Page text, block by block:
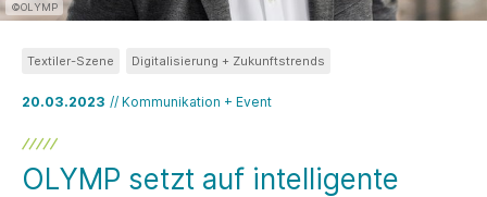
©OLYMP
20.03.2023 // Kommunikation + Event
Textiler-Szene Digitalisierung + Zukunftstrends
OLYMP setzt auf intelligente